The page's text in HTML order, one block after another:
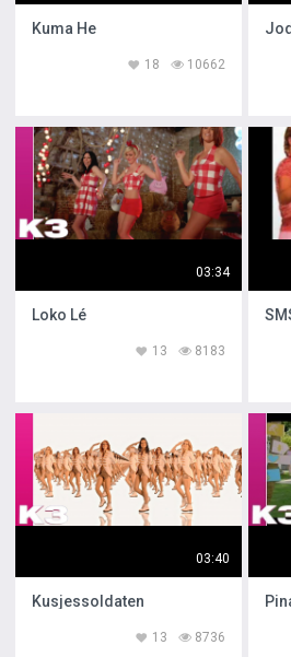
Kuma He
10662
18
03:34
Loko Lé
8183
13
03:40
Kusjessoldaten
8736
13